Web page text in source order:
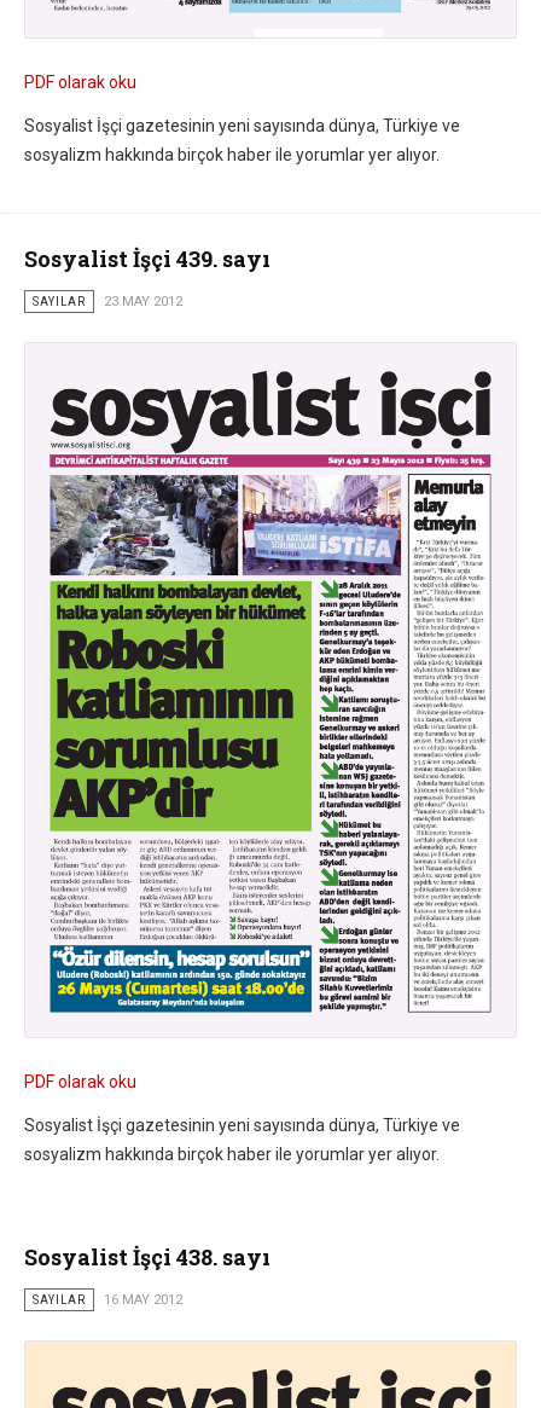
PDF olarak oku
Sosyalist İşçi gazetesinin yeni sayısında dünya, Türkiye ve
sosyalizm hakkında birçok haber ile yorumlar yer alıyor.
Sosyalist İşçi 439. sayı
SAYILAR 23 MAY 2012
PDF olarak oku
Sosyalist İşçi gazetesinin yeni sayısında dünya, Türkiye ve
sosyalizm hakkında birçok haber ile yorumlar yer alıyor.
Sosyalist İşçi 438. sayı
SAYILAR 16 MAY 2012